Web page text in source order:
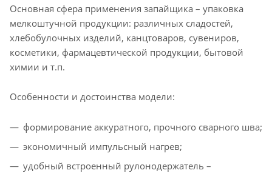
Основная сфера применения запайщика – упаковка
мелкоштучной продукции: различных сладостей,
хлебобулочных изделий, канцтоваров, сувениров,
косметики, фармацевтической продукции, бытовой
химии и т.п.
Особенности и достоинства модели:
формирование аккуратного, прочного сварного шва;
экономичный импульсный нагрев;
удобный встроенный рулонодержатель –